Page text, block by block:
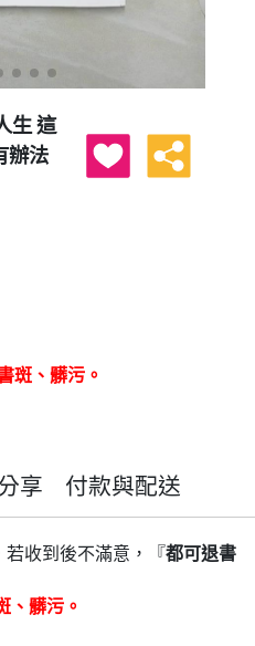
生 這
辦法
斑、髒污。
享 付款與配送
收到後不滿意，『都可退書
、髒污。